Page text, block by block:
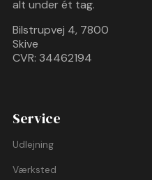
alt under ét tag.
Bilstrupvej 4, 7800
Skive
CVR: 34462194
Service
Udlejning
Værksted